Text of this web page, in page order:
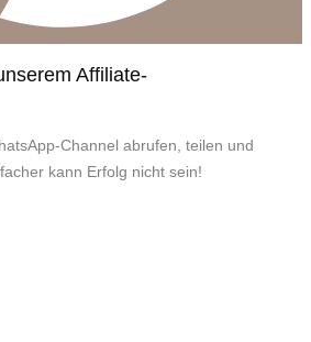
Affiliate-
Channel abrufen, teilen und
kann Erfolg nicht sein!